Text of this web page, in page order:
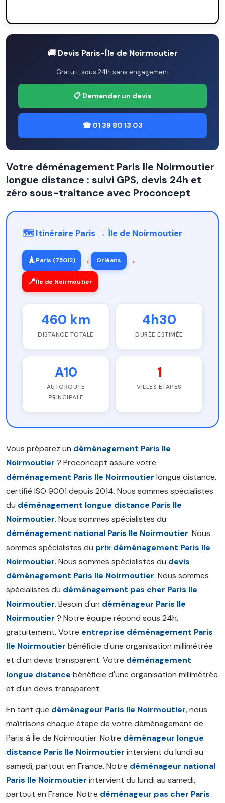
🚚 Devis Paris-Île de Noirmoutier
Gratuit, sous 24h, sans engagement
📋 Demander un devis
☎ 01 39 80 13 03
Votre déménagement Paris Ile Noirmoutier
longue distance : suivi GPS, devis 24h et
zéro sous-traitance avec Proconcept
🗺️ Itinéraire Paris → Île de Noirmoutier
🗼Paris (75012) → Orléans →
📍Île de Noirmoutier
460 km
DISTANCE TOTALE
4h30
DURÉE ESTIMÉE
A10
AUTOROUTE
PRINCIPALE
1
VILLES ÉTAPES
Vous préparez un déménagement Paris Ile
Noirmoutier ? Proconcept assure votre
déménagement Paris Ile Noirmoutier longue distance,
certifié ISO 9001 depuis 2014. Nous sommes spécialistes
du déménagement longue distance Paris Ile
Noirmoutier. Nous sommes spécialistes du
déménagement national Paris Ile Noirmoutier. Nous
sommes spécialistes du prix déménagement Paris Ile
Noirmoutier. Nous sommes spécialistes du devis
déménagement Paris Ile Noirmoutier. Nous sommes
spécialistes du déménagement pas cher Paris Ile
Noirmoutier. Besoin d'un déménageur Paris Ile
Noirmoutier ? Notre équipe répond sous 24h,
gratuitement. Votre entreprise déménagement Paris
Ile Noirmoutier bénéficie d'une organisation millimétrée
et d'un devis transparent. Votre déménagement
longue distance bénéficie d'une organisation millimétrée
et d'un devis transparent.
En tant que déménageur Paris Ile Noirmoutier, nous
maîtrisons chaque étape de votre déménagement de
Paris à Île de Noirmoutier. Notre déménageur longue
distance Paris Ile Noirmoutier intervient du lundi au
samedi, partout en France. Notre déménageur national
Paris Ile Noirmoutier intervient du lundi au samedi,
partout en France. Notre déménageur pas cher Paris